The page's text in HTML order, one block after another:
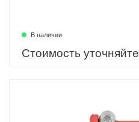
В наличии
Стоимость уточняйте